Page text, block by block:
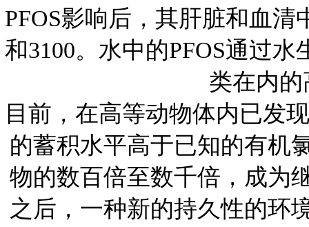
PFOS影响后，其肝脏和血清
和3100。水中的PFOS通过水
类在内
目前，在高等动物体内已发
的蓄积水平高于已知的有机
物的数百倍至数千倍，成为
之后，一种新的持久性的环